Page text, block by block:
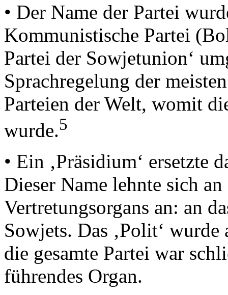
• Der Name der Partei
Kommunistische Partei
Partei der Sowjetunion‘
Sprachregelung der
Parteien der Welt, womit
wurde.5
• Ein ‚Präsidium‘ ersetzte
Dieser Name lehnte sich an
Vertretungsorgans an: an
Sowjets. Das ‚Polit‘
die gesamte Partei war
führendes Organ.